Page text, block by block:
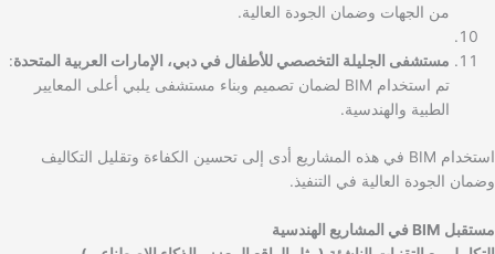
من الجهات وضمان الجودة العالية.
مستشفى الجليلة التخصصي للأطفال في دبي، الإمارات العربية المتحدة:
تم استخدام BIM لضمان تصميم وبناء مستشفى يلبي أعلى المعايير
الطبية والهندسية.
استخدام BIM في هذه المشاريع أدى إلى تحسين الكفاءة وتقليل التكاليف
وضمان الجودة العالية في التنفيذ.
مستقبل BIM في المشاريع الهندسية